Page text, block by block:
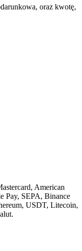
oraz kwotę,
American
Pay, SEPA, Binance
USDT, Litecoin,